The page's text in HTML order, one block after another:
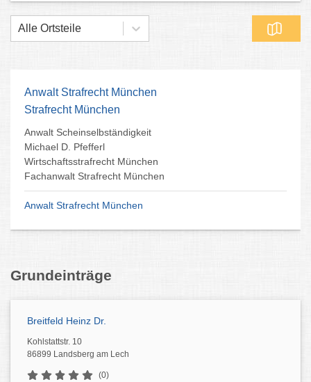
Alle Ortsteile
Anwalt Strafrecht München
Strafrecht München
Anwalt Scheinselbständigkeit
Michael D. Pfefferl
Wirtschaftsstrafrecht München
Fachanwalt Strafrecht München
Anwalt Strafrecht München
Grundeinträge
Breitfeld Heinz Dr.
Kohlstattstr. 10
86899 Landsberg am Lech
(0)